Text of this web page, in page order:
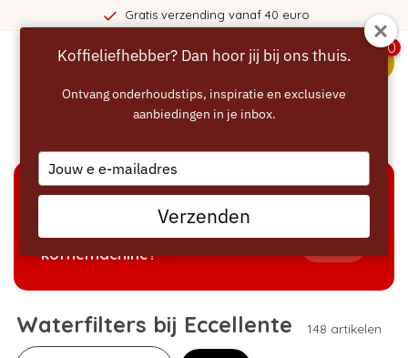
365 dagen
0
Welke producten passen bij mijn
koffiemachine?
Waterfilters bij Eccellente 148 artikelen
Koffieliefhebber? Dan hoor jij bij ons thuis.
Ontvang onderhoudstips, inspiratie en exclusieve
aanbiedingen in je inbox.
Type
your
email
Verzenden